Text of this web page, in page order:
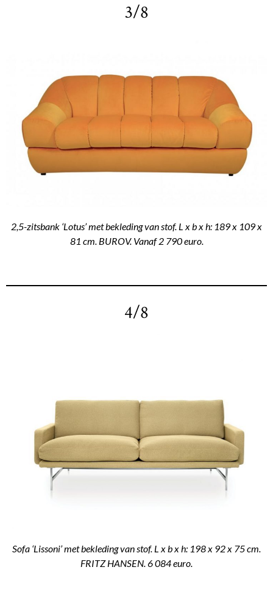
3/8
2,5-zitsbank ‘Lotus’ met bekleding van stof. L x b x h: 189 x 109 x
81 cm. BUROV. Vanaf 2 790 euro.
4/8
Sofa ‘Lissoni’ met bekleding van stof. L x b x h: 198 x 92 x 75 cm.
FRITZ HANSEN. 6 084 euro.